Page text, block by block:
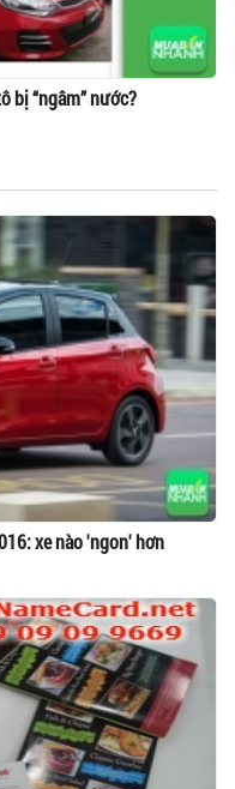
bị “ngâm” nước?
xe nào 'ngon' hơn